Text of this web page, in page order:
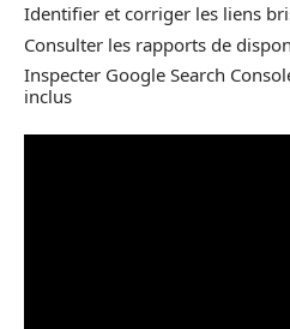
Identifier et corriger les liens
Consulter les rapports de
Inspecter Google Search
inclus